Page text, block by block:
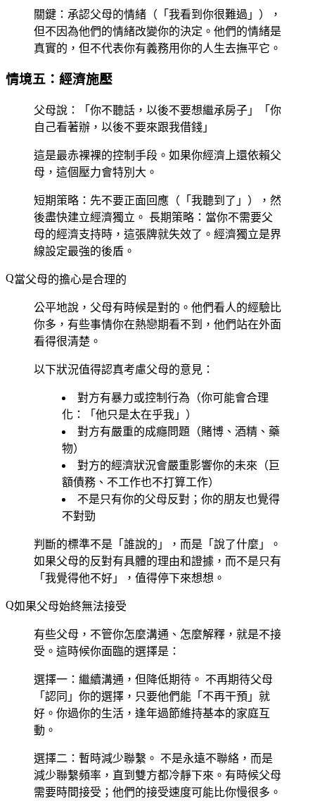
關鍵：承認父母的情緒（「我看到你很難過」），
但不因為他們的情緒改變你的決定。他們的情緒是
真實的，但不代表你有義務用你的人生去撫平它。
情境五：經濟施壓
父母說：「你不聽話，以後不要想繼承房子」「你
自己看著辦，以後不要來跟我借錢」
這是最赤裸裸的控制手段。如果你經濟上還依賴父
母，這個壓力會特別大。
短期策略 ：先不要正面回應（「我聽到了」），然
後盡快建立經濟獨立。 長期策略 ：當你不需要父
母的經濟支持時，這張牌就失效了。經濟獨立是界
線設定最強的後盾。
當父母的擔心是合理的
公平地說，父母有時候是對的。他們看人的經驗比
你多，有些事情你在熱戀期看不到，他們站在外面
看得很清楚。
以下狀況值得認真考慮父母的意見：
對方有暴力或控制行為（你可能會合理
化：「他只是太在乎我」）
對方有嚴重的成癮問題（賭博、酒精、藥
物）
對方的經濟狀況會嚴重影響你的未來（巨
額債務、不工作也不打算工作）
不是只有你的父母反對；你的朋友也覺得
不對勁
判斷的標準不是「誰說的」，而是「說了什麼」。
如果父母的反對有具體的理由和證據，而不是只有
「我覺得他不好」，值得停下來想想。
如果父母始終無法接受
有些父母，不管你怎麼溝通、怎麼解釋，就是不接
受。這時候你面臨的選擇是：
選擇一：繼續溝通，但降低期待。 不再期待父母
「認同」你的選擇，只要他們能「不再干預」就
好。你過你的生活，逢年過節維持基本的家庭互
動。
選擇二：暫時減少聯繫。 不是永遠不聯絡，而是
減少聯繫頻率，直到雙方都冷靜下來。有時候父母
需要時間接受；他們的接受速度可能比你慢很多。